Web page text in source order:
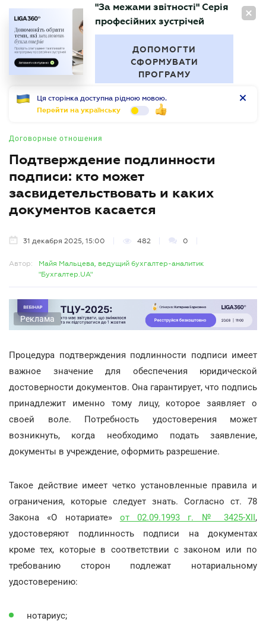
RU
БУХГАЛТЕР
"За межами звітності" Серія
професійних зустрічей
ДОПОМОГТИ
СФОРМУВАТИ
ПРОГРАМУ
Ця сторінка доступна рідною мовою.
Перейти на українську
Договорные отношения
Подтверждение подлинности
подписи: кто может
засвидетельствовать и каких
документов касается
31 декабря 2025, 15:00 482 0
Автор:
Майя Мальцева, ведущий бухгалтер-аналитик
"Бухгалтер.UA"
Реклама
Процедура подтверждения подлинности подписи имеет
важное значение для обеспечения юридической
достоверности документов. Она гарантирует, что подпись
принадлежит именно тому лицу, которое заявляет о
своей воле. Потребность удостоверения может
возникнуть, когда необходимо подать заявление,
документы в учреждение, оформить разрешение.
Такое действие имеет четко установленные правила и
ограничения, которые следует знать. Согласно ст. 78
Закона «О нотариате» от 02.09.1993 г. № 3425-XII,
удостоверяют подлинность подписи на документах
кроме тех, которые в соответствии с законом или по
требованию сторон подлежат нотариальному
удостоверению:
нотариус;